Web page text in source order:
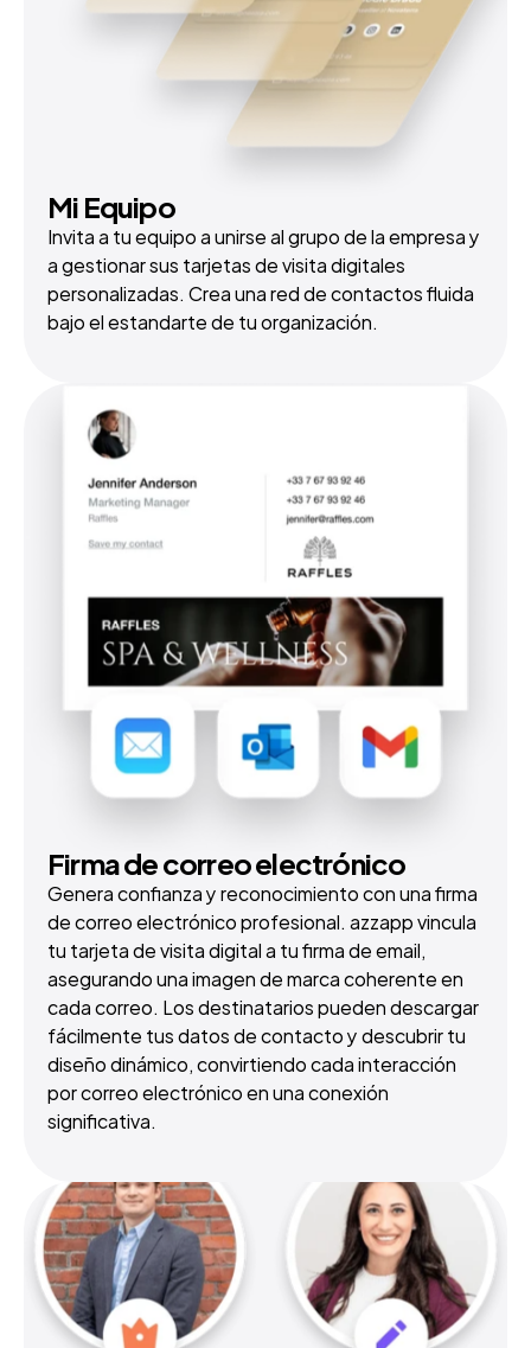
Mi Equipo
Invita a tu equipo a unirse al grupo de la empresa y
a gestionar sus tarjetas de visita digitales
personalizadas. Crea una red de contactos fluida
bajo el estandarte de tu organización.
Firma de correo electrónico
Genera confianza y reconocimiento con una firma
de correo electrónico profesional. azzapp vincula
tu tarjeta de visita digital a tu firma de email,
asegurando una imagen de marca coherente en
cada correo. Los destinatarios pueden descargar
fácilmente tus datos de contacto y descubrir tu
diseño dinámico, convirtiendo cada interacción
por correo electrónico en una conexión
significativa.